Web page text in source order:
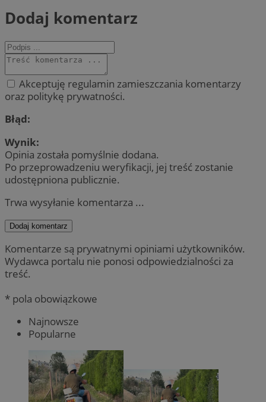
Dodaj komentarz
Akceptuję regulamin zamieszczania komentarzy
oraz politykę prywatności.
Błąd:
Wynik:
Opinia została pomyślnie dodana.
Po przeprowadzeniu weryfikacji, jej treść zostanie
udostępniona publicznie.
Trwa wysyłanie komentarza ...
Dodaj komentarz
Komentarze są prywatnymi opiniami użytkowników.
Wydawca portalu nie ponosi odpowiedzialności za
treść.
* pola obowiązkowe
Najnowsze
Popularne